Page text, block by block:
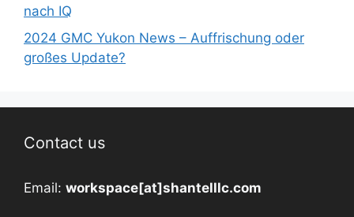
nach IQ
2024 GMC Yukon News – Auffrischung oder
großes Update?
Contact us
Email: workspace[at]shantelllc.com